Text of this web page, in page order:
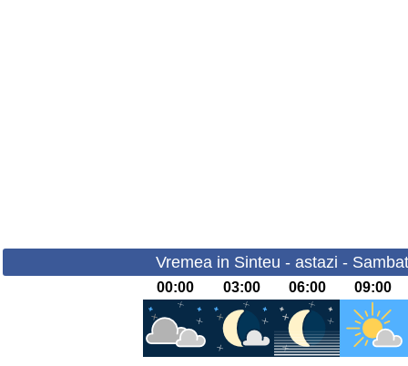
Vremea in Sinteu - astazi -
00:00 03:00 06:00 09:00